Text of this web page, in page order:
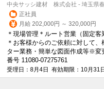
中央サッシ建材 株式会社 - 埼玉県
正社員
月給 202,000円 ～ 320,000円
＊現場管理＊ルート営業（固定
＊お客様からのご依頼に対して
ター業務・簡単な図面作成等※変
番号 11080-07275761
受理日：8月4日 有効期限：10月31